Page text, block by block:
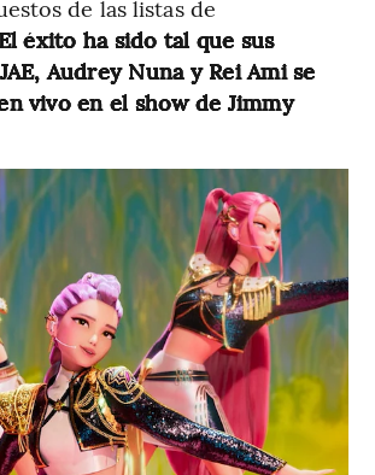
de las listas de
El éxito ha sido tal que sus
Audrey Nuna y Rei Ami se
vivo en el show de Jimmy